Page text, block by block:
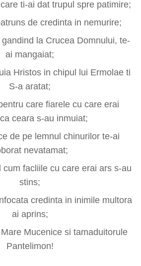
ti-ai dat trupul spre patimire;
de credinta in nemurire;
la Crucea Domnului, te-
ai mangaiat;
Hristos in chipul lui Ermolae ti
S-a aratat;
care fiarele cu care erai
ceara s-au inmuiat;
de pe lemnul chinurilor te-ai
nevatamat;
cum facliile cu care erai ars s-au
stins;
credinta in inimile multora
ai aprins;
Mucenice si tamaduitorule
Pantelimon!